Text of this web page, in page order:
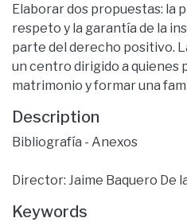
Elaborar dos propuestas: la
respeto y la garantía de la
parte del derecho positivo.
un centro dirigido a quienes
matrimonio y formar una
Description
Bibliografía - Anexos
Director: Jaime Baquero De
Keywords